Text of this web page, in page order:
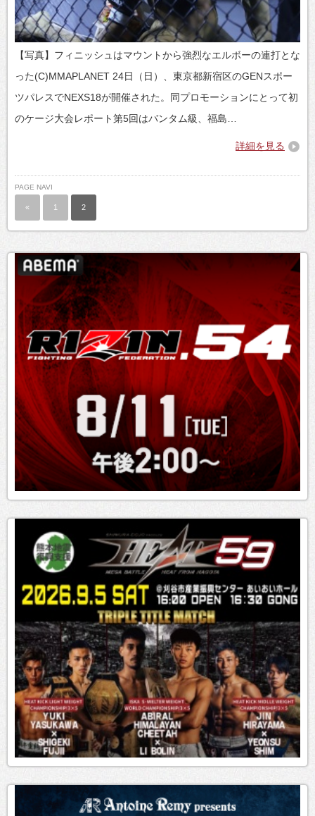
【写真】フィニッシュはマウントから強烈なエルボーの連打とな
った(C)MMAPLANET 24日（日）、東京都新宿区のGENスポー
ツパレスでNEXS18が開催された。同プロモーションにとって初
のケージ大会レポート第5回はバンタム級、福島…
詳細を見る
PAGE NAVI
« 1 2